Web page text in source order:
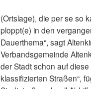
(Ortslage), die per se so
ploppt(e) in den
Dauerthema“, sagt
Verbandsgemeinde
der Stadt schon auf
klassifizierten Straßen“,